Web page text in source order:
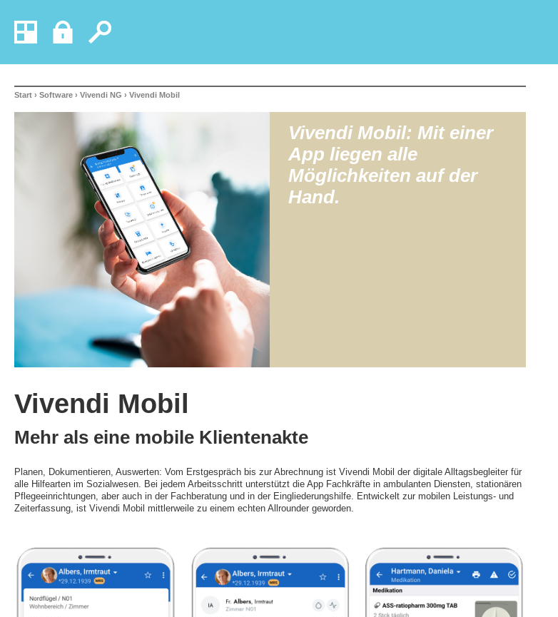
Start › Software › Vivendi NG › Vivendi Mobil
Vivendi Mobil: Mit einer
App liegen alle
Möglichkeiten auf der
Hand.
Vivendi Mobil
Mehr als eine mobile Klientenakte
Planen, Dokumentieren, Auswerten: Vom Erstgespräch bis zur Abrechnung ist Vivendi Mobil der digitale Alltagsbegleiter für
alle Hilfearten im Sozialwesen. Bei jedem Arbeitsschritt unterstützt die App Fachkräfte in ambulanten Diensten, stationären
Pflegeeinrichtungen, aber auch in der Fachberatung und in der Eingliederungshilfe. Entwickelt zur mobilen Leistungs- und
Zeiterfassung, ist Vivendi Mobil mittlerweile zu einem echten Allrounder geworden.